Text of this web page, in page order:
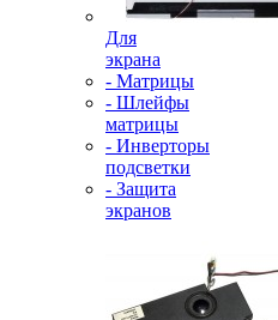
Для
экрана
- Матрицы
- Шлейфы
матрицы
- Инверторы
подсветки
- Защита
экранов